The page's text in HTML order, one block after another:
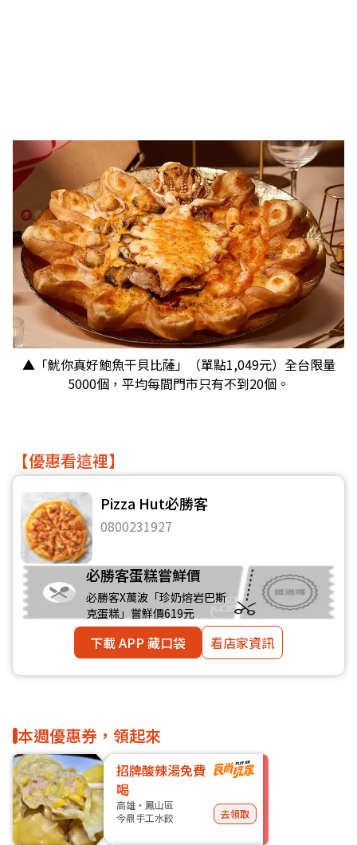
▲「魷你真好鮑魚干貝比薩」（單點1,049元）全台限量
5000個，平均每間門市只有不到20個。
【優惠看這裡】
Pizza Hut必勝客
0800231927
必勝客蛋糕嘗鮮價
必勝客X萬波「珍奶熔岩巴斯
克蛋糕」嘗鮮價619元
下載 APP 藏口袋 看店家資訊
本週優惠券，領起來
招牌酸辣湯免費
喝
高雄・鳳山區
今鼎手工水餃
去領取